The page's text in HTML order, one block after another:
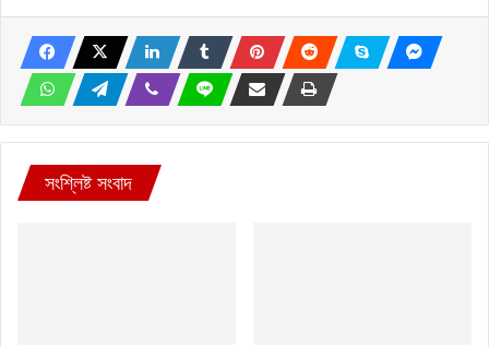
সংশ্লিষ্ট সংবাদ